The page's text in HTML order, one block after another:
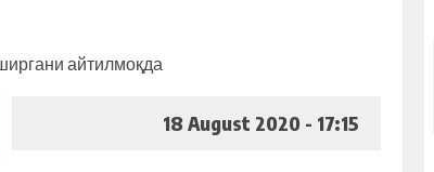
18 August 2020 - 17:15